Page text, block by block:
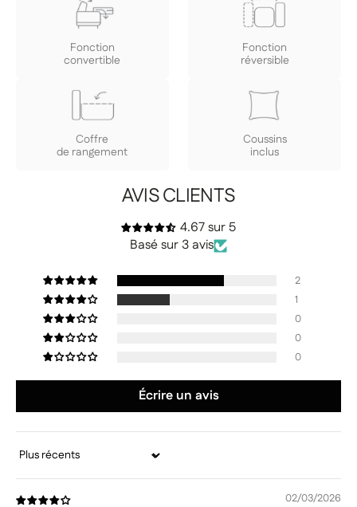
Fonction
convertible
Fonction
réversible
Coffre
de rangement
Coussins
inclus
AVIS CLIENTS
4.67 sur 5
Basé sur 3 avis
2
1
0
0
0
Écrire un avis
Sort by
02/03/2026